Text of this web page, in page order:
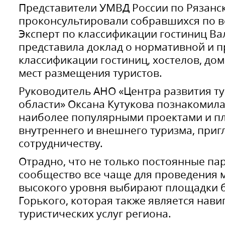
Представители УМВД России по
проконсультировали собравшихся по
Эксперт по классификации гостиниц
представила доклад о нормативной и
классификации гостиниц, хостелов,
мест размещения туристов.
Руководитель АНО «Центра развития
области» Оксана Кутукова
наиболее популярными проектами и
внутреннего и внешнего туризма,
сотрудничеству.
Отрадно, что не только постоянные
сообщество все чаще для проведения
высокого уровня выбирают площадки
Горького, которая также является
туристических услуг региона.